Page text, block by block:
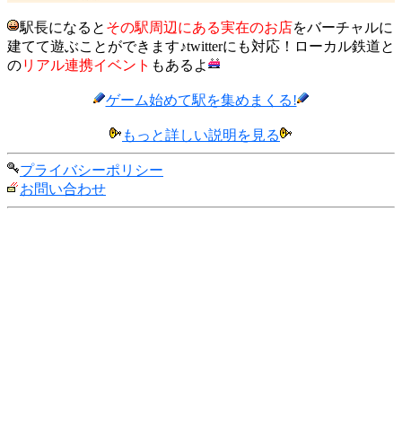
駅長になると その駅周辺にある実在のお店をバーチャルに
建てて遊ぶことができます♪twitterにも対応！ローカル鉄道と
のリアル連携イベント もあるよ
ゲーム始めて駅を集めまくる!
もっと詳しい説明を見る
プライバシーポリシー
お問い合わせ